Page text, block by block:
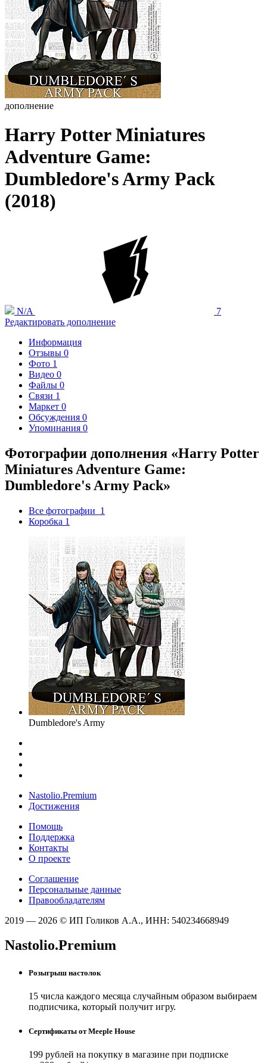
дополнение
Harry Potter Miniatures
Adventure Game:
Dumbledore's Army Pack
(2018)
N/A
7
Редактировать дополнение
Информация
Отзывы 0
Фото 1
Видео 0
Файлы 0
Связи 1
Маркет 0
Обсуждения 0
Упоминания 0
Фотографии дополнения «Harry Potter
Miniatures Adventure Game:
Dumbledore's Army Pack»
Все фотографии 1
Коробка 1
Dumbledore's Army
Nastolio.Premium
Достижения
Помощь
Поддержка
Контакты
О проекте
Соглашение
Персональные данные
Правообладателям
2019 — 2026 © ИП Голиков А.А., ИНН: 540234668949
Nastolio.Premium
Розыгрыш настолок
15 числа каждого месяца случайным образом выбираем
подписчика, который получит игру.
Сертификаты от Meeple House
199 рублей на покупку в магазине при подписке